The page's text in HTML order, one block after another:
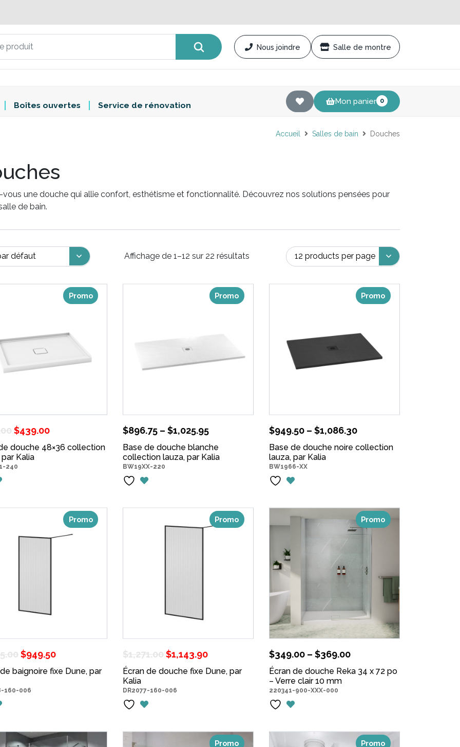
Nous joindre Salle de montre
Boîtes ouvertes Service de rénovation Mon panier 0
Accueil Salles de bain Douches
vous une douche qui allie confort, esthétisme et fonctionnalité. Découvrez nos solutions pensées pour
de bain.
Affichage de 1–12 sur 22 résultats
Promo
Le
prix
initial
était :
$439.00
prix
douche 48×36 collection
par Kalia
240
Promo
$896.75– $1,025.95
Base de douche blanche
collection lauza, par Kalia
BW19XX-220
Promo
$949.50– $1,086.30
Base de douche noire collection
lauza, par Kalia
BW1966-XX
Promo
Le
prix
était :
$949.50
prix
baignoire fixe Dune, par
160-006
Promo
$1,271.00 Le
prix
était :
$1,143.90
prix
Écran de douche fixe Dune, par
Kalia
DR2077-160-006
Promo
$349.00– $369.00
Écran de douche Reka 34 x 72 po
– Verre clair 10 mm
220341-900-XXX-000
Promo Promo